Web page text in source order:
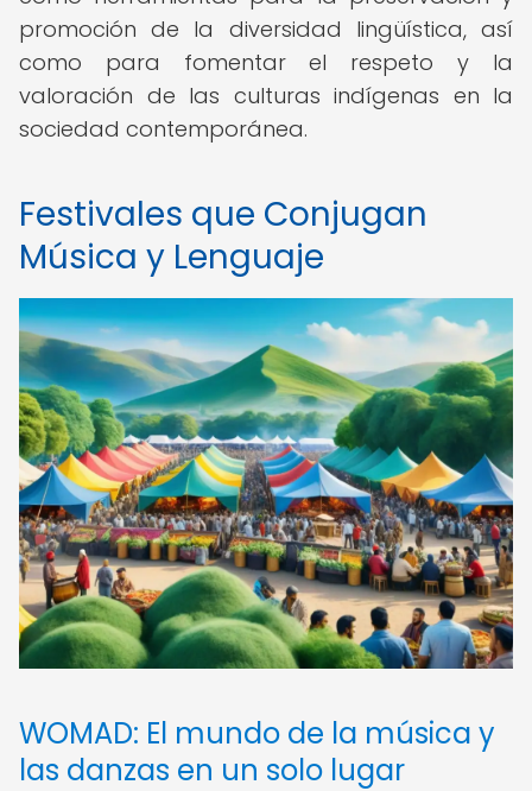
promoción de la diversidad lingüística, así
como para fomentar el respeto y la
valoración de las culturas indígenas en la
sociedad contemporánea.
Festivales que Conjugan
Música y Lenguaje
WOMAD: El mundo de la música y
las danzas en un solo lugar